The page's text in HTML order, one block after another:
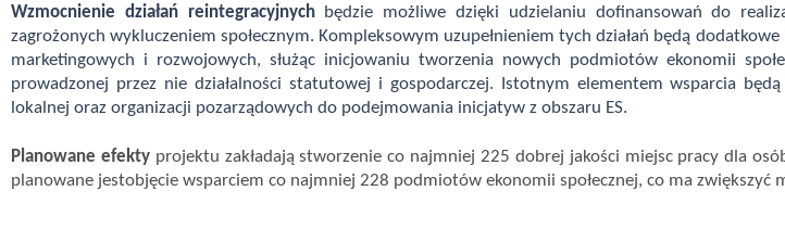
Wzmocnienie działań reintegracyjnychbędzie możliwe dzięki udzielaniu dofinansowań do
zagrożonych wykluczeniem społecznym. Kompleksowym uzupełnieniem tych działań będą
marketingowych i rozwojowych, służąc inicjowaniu tworzenia nowych podmiotów ekonomii
prowadzonej przez nie działalności statutowej i gospodarczej. Istotnym elementem wsparcia
lokalnej oraz organizacji pozarządowych do podejmowania inicjatyw z obszaru ES.
Planowane efektyprojektu zakładają stworzenie co najmniej 225 dobrej jakości miejsc pracy dla
planowane jestobjęcie wsparciem co najmniej 228 podmiotów ekonomii społecznej, co ma zwiększyć